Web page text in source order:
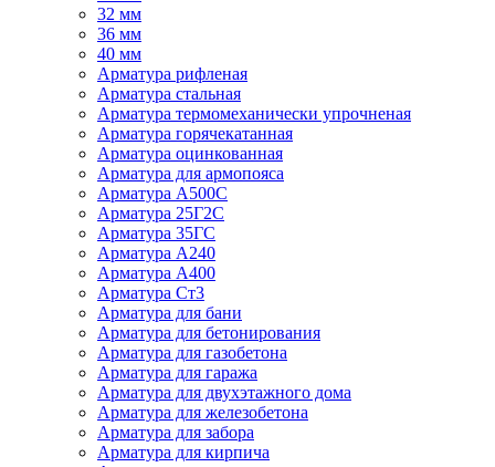
32 мм
36 мм
40 мм
Арматура рифленая
Арматура стальная
Арматура термомеханически упрочненая
Арматура горячекатанная
Арматура оцинкованная
Арматура для армопояса
Арматура A500С
Арматура 25Г2С
Арматура 35ГС
Арматура А240
Арматура А400
Арматура Ст3
Арматура для бани
Арматура для бетонирования
Арматура для газобетона
Арматура для гаража
Арматура для двухэтажного дома
Арматура для железобетона
Арматура для забора
Арматура для кирпича